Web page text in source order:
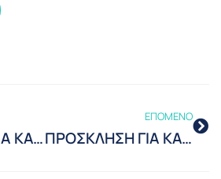
ΠΡΟΣΚΛΗΣΗ ΓΙΑ ΚΑΤΑΘΕΣΗ ΟΙΚΟΝΟΜΙΚΩΝ ΠΡΟΣΦΟΡΩΝ
ΕΠΟΜΕΝΟ
ΠΡΟΣΚΛΗΣΗ ΓΙΑ ΚΑΤΑΘΕΣΗ ΟΙΚΟΝΟΜΙΚΩΝ ΠΡΟΣΦΟΡΩΝ